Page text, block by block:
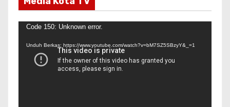
Code 150: Unknown error.
Unduh Berkas: https://www.youtube.com/watch?v=bM7SZ5SBzyY&_=1